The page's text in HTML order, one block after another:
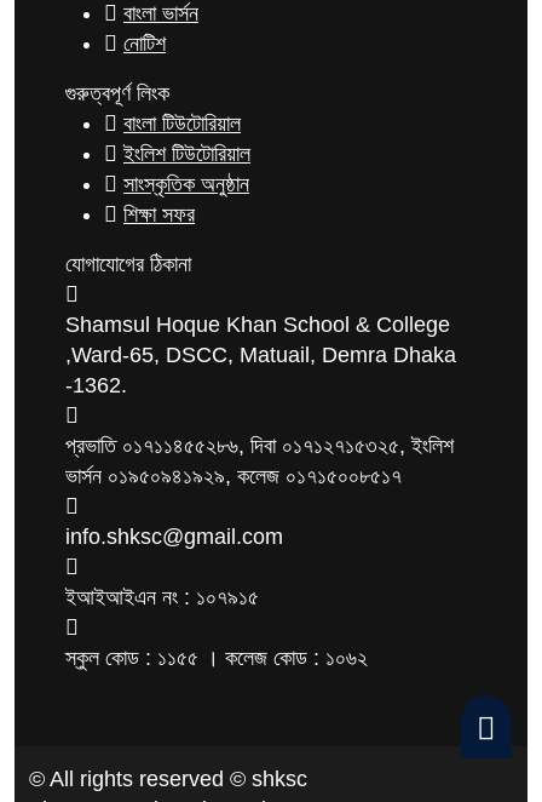
বাংলা ভার্সন
নোটিশ
গুরুত্বপূর্ণ লিংক
বাংলা টিউটোরিয়াল
ইংলিশ টিউটোরিয়াল
সাংস্কৃতিক অনুষ্ঠান
শিক্ষা সফর
যোগাযোগের ঠিকানা
Shamsul Hoque Khan School & College
,Ward-65, DSCC, Matuail, Demra Dhaka
-1362.
প্রভাতি ০১৭১১৪৫৫২৮৬, দিবা ০১৭১২৭১৫৩২৫, ইংলিশ
ভার্সন ০১৯৫০৯৪১৯২৯, কলেজ ০১৭১৫০০৮৫১৭
info.shksc@gmail.com
ইআইআইএন নং : ১০৭৯১৫
স্কুল কোড : ১১৫৫ । কলেজ কোড : ১০৬২
© All rights reserved © shksc